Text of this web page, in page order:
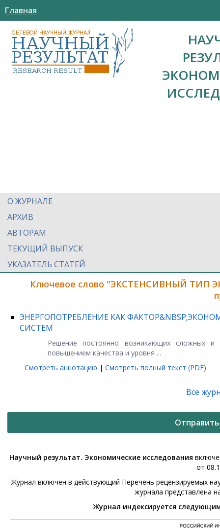
Главная
О ЖУРНАЛЕ
АРХИВ
АВТОРАМ
ТЕКУЩИЙ ВЫПУСК
УКАЗАТЕЛЬ СТАТЕЙ
Ключевое слово "ЭКСТЕНСИВНЫЙ ТИП
ЭНЕРГОПОТРЕБЛЕНИЕ КАК
СИСТЕМ
Решение постоянно возникающих сложных и
повышением качества и уровня ...
Смотреть аннотацию | Смотреть полный текст (PDF)
Все
Научный результат. Экономические исследования
от
Журнал включен в действующий Перечень рецензируемых
журнала представлена
Журнал индексируется